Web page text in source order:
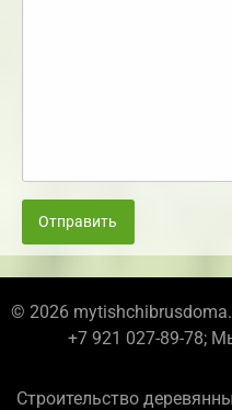
Отправить
© 2026
+7 921 027-89-78;
Строительство